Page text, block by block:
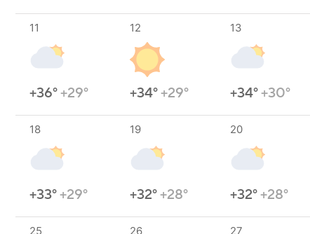
11
+36°+29°
12
+34°+29°
13
+34°+30°
18
+33°+29°
19
+32°+28°
20
+32°+28°
25 26 27